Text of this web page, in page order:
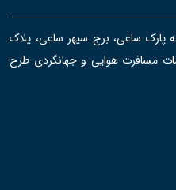
به پارک ساعی، برج سپهر ساعی، پلاک
۱۰، شرکت خدمات مسافرت هوایی و جهانگردی طرح